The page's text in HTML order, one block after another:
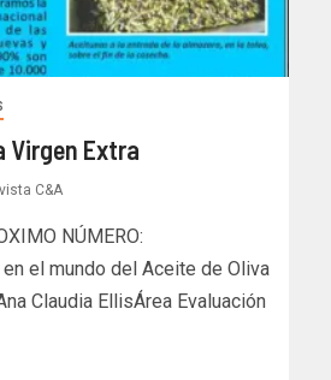
Virgen Extra
C&A
NÚMERO:
el mundo del Aceite de Oliva
Claudia EllisÁrea Evaluación